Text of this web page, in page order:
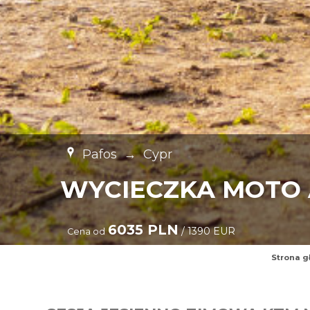
Pafos → Cypr
WYCIECZKA
Cena od 6035 PLN/ 1390 EUR
Strona